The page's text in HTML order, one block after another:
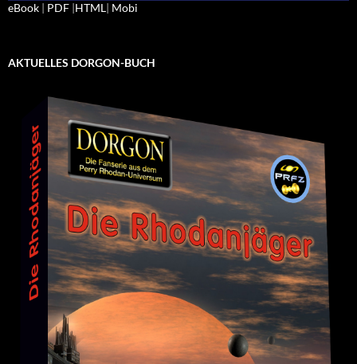
eBook | PDF |HTML| Mobi
AKTUELLES DORGON-BUCH